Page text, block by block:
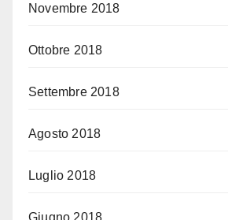
Novembre 2018
Ottobre 2018
Settembre 2018
Agosto 2018
Luglio 2018
Giugno 2018